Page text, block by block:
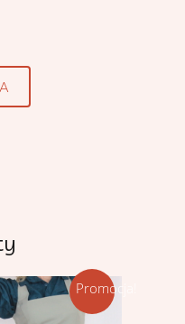
Promocja!